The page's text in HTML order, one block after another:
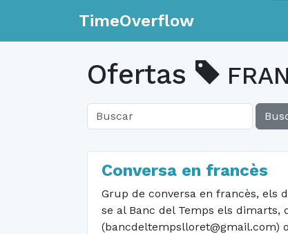
TimeOverflow
Ofertas
Conversa en francès
Grup de conversa en francès, els
se al Banc del Temps els dimarts,
(bancdeltempslloret@gmail.com)